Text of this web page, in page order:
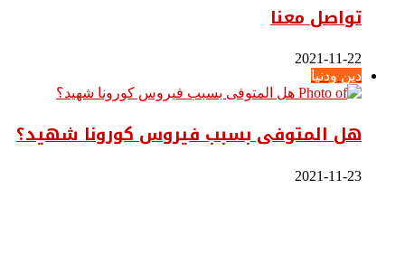
تواصل معنا
2021-11-22
دين ودنيا
هل المتوفى بسبب فيروس كورونا شهيد؟
2021-11-23